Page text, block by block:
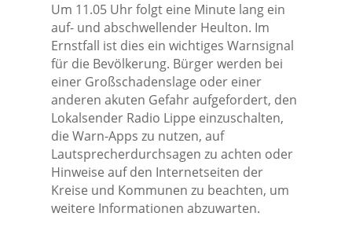
Um 11.05 Uhr folgt eine Minute lang ein
auf- und abschwellender Heulton. Im
Ernstfall ist dies ein wichtiges Warnsignal
für die Bevölkerung. Bürger werden bei
einer Großschadenslage oder einer
anderen akuten Gefahr aufgefordert, den
Lokalsender Radio Lippe einzuschalten,
die Warn-Apps zu nutzen, auf
Lautsprecherdurchsagen zu achten oder
Hinweise auf den Internetseiten der
Kreise und Kommunen zu beachten, um
weitere Informationen abzuwarten.